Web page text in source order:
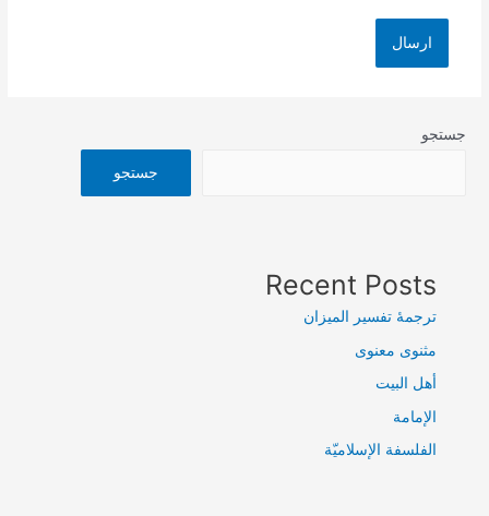
جستجو
جستجو
Recent Posts
ترجمۀ تفسیر المیزان
مثنوی معنوی
أهل البيت
الإمامة
الفلسفة الإسلاميّة